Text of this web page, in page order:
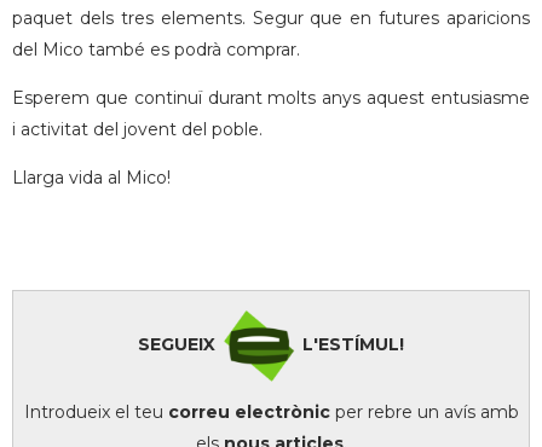
paquet dels tres elements. Segur que en futures aparicions
del Mico també es podrà comprar.
Esperem que continuï durant molts anys aquest entusiasme
i activitat del jovent del poble.
Llarga vida al Mico!
SEGUEIX L'ESTÍMUL!
Introdueix el teu correu electrònicper rebre un avís amb